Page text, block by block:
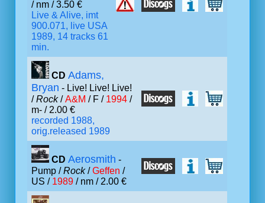
/ nm / 3.50 €
Live & Alive, imt
900.071, live USA
1989, 14 tracks 61
min.
CD Adams,
Bryan - Live! Live! Live!
/Rock/A&M / F / 1994 /
m- / 2.00 €
recorded 1988,
orig.released 1989
CD Aerosmith -
Pump /Rock/Geffen /
US / 1989 / nm / 2.00 €